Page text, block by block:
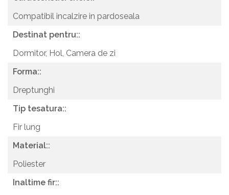
Compatibil incalzire in pardoseala
Destinat pentru::
Dormitor, Hol, Camera de zi
Forma::
Dreptunghi
Tip tesatura::
Fir lung
Material::
Poliester
Inaltime fir::